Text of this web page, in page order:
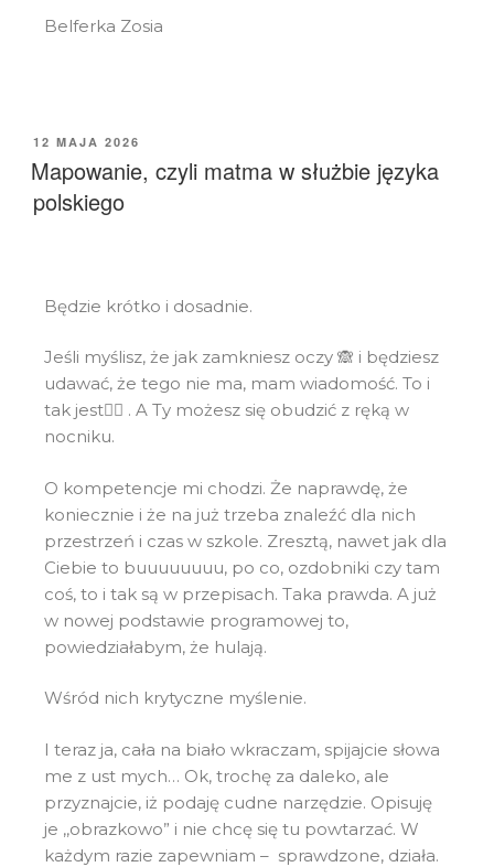
Belferka Zosia
12 MAJA 2026
Mapowanie, czyli matma w służbie języka
polskiego
Będzie krótko i dosadnie.
Jeśli myślisz, że jak zamkniesz oczy 🙈 i będziesz
udawać, że tego nie ma, mam wiadomość. To i
tak jest🙅‍♀️ . A Ty możesz się obudzić z ręką w
nocniku.
O kompetencje mi chodzi. Że naprawdę, że
koniecznie i że na już trzeba znaleźć dla nich
przestrzeń i czas w szkole. Zresztą, nawet jak dla
Ciebie to buuuuuuuu, po co, ozdobniki czy tam
coś, to i tak są w przepisach. Taka prawda. A już
w nowej podstawie programowej to,
powiedziałabym, że hulają.
Wśród nich krytyczne myślenie.
I teraz ja, cała na biało wkraczam, spijajcie słowa
me z ust mych… Ok, trochę za daleko, ale
przyznajcie, iż podaję cudne narzędzie. Opisuję
je ,,obrazkowo” i nie chcę się tu powtarzać. W
każdym razie zapewniam – sprawdzone, działa.